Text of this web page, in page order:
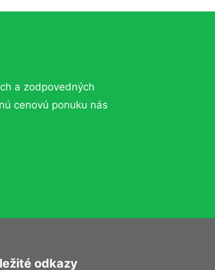
a zodpovedných
cenovú ponuku nás
odkazy